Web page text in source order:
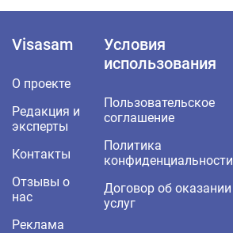
Visasam
О проекте
Редакция и
эксперты
Контакты
Отзывы о
нас
Реклама
Условия
использования
Пользовательское
соглашение
Политика
конфиденциальности
Договор об оказании
услуг